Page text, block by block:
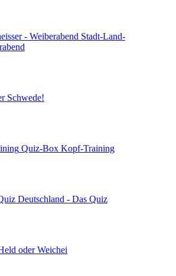
Stadt-Land-
Schwede!
Quiz-Box Kopf-Training
Deutschland - Das Quiz
oder Weichei